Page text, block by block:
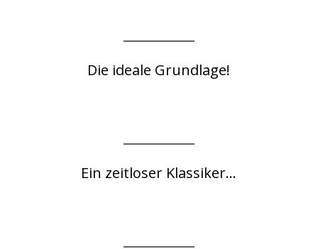
Die ideale Grundlage!
Ein zeitloser Klassiker...